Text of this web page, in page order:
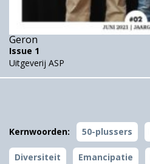
Geron
Issue 1
Uitgeverij ASP
Kernwoorden: 50-plussers
Diversiteit Emancipatie